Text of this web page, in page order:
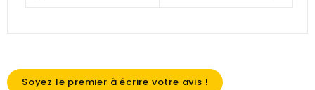
Soyez le premier à écrire votre avis !